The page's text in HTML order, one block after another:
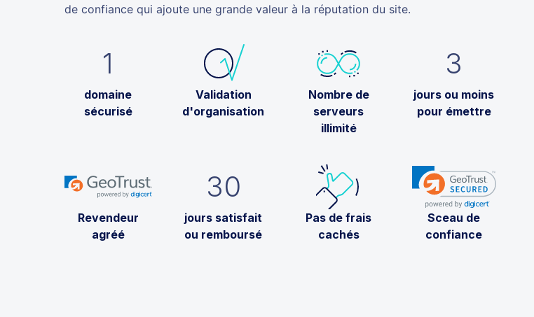
de confiance qui ajoute une grande valeur à la réputation du site.
1
domaine
sécurisé
Validation
d'organisation
Nombre de
serveurs
illimité
3
jours ou moins
pour émettre
Revendeur
agréé
30
jours satisfait
ou remboursé
Pas de frais
cachés
Sceau de
confiance